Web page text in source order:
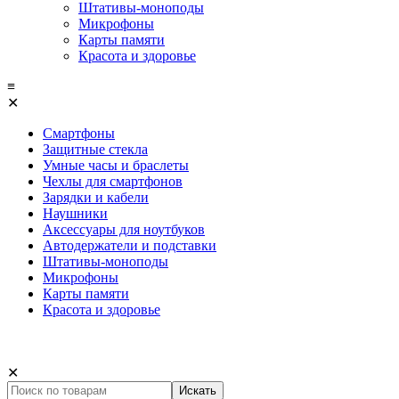
Штативы-моноподы
Микрофоны
Карты памяти
Красота и здоровье
≡
✕
Смартфоны
Защитные стекла
Умные часы и браслеты
Чехлы для смартфонов
Зарядки и кабели
Наушники
Аксессуары для ноутбуков
Автодержатели и подставки
Штативы-моноподы
Микрофоны
Карты памяти
Красота и здоровье
✕
Искать